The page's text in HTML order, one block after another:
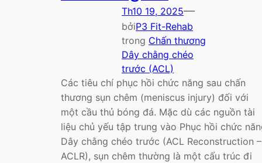
Th10 19, 2025—
bởiP3 Fit-Rehab
trong Chấn thương
Dây chằng chéo
trước (ACL)
Các tiêu chí phục hồi chức năng sau chấn
thương sụn chêm (meniscus injury) đối với
một cầu thủ bóng đá. Mặc dù các nguồn tài
liệu chủ yếu tập trung vào Phục hồi chức
Dây chằng chéo trước (ACL Reconstruction –
ACLR), sụn chêm thường là một cấu trúc đi